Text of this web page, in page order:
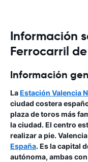
Información
Ferrocarril
Información
LaEstación Valencia
ciudad costera
plaza de toros más
la ciudad. El centro
realizar a pie.
España. Es la capital
autónoma, ambas